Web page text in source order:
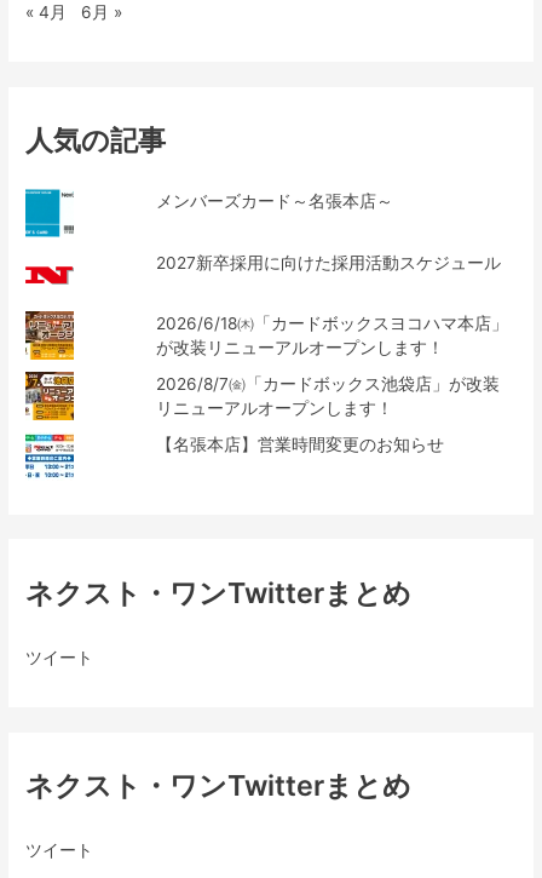
« 4月 6月 »
人気の記事
メンバーズカード～名張本店～
2027新卒採用に向けた採用活動スケジュール
2026/6/18㈭「カードボックスヨコハマ本店」
が改装リニューアルオープンします！
2026/8/7㈮「カードボックス池袋店」が改装
リニューアルオープンします！
【名張本店】営業時間変更のお知らせ
ネクスト・ワンTwitterまとめ
ツイート
ネクスト・ワンTwitterまとめ
ツイート